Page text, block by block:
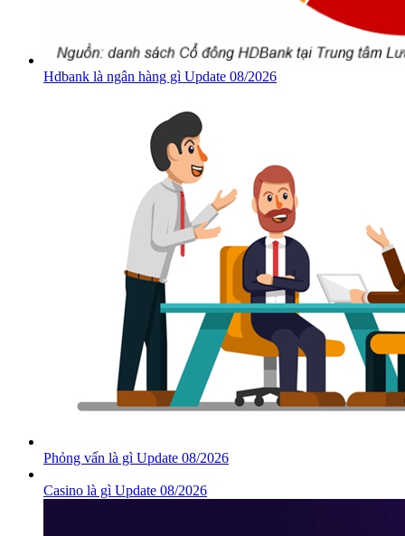
Hdbank là ngân hàng gì Update 08/2026
Phỏng vấn là gì Update 08/2026
Casino là gì Update 08/2026